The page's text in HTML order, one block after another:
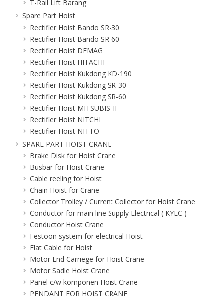
T-Rail Lift Barang
Spare Part Hoist
Rectifier Hoist Bando SR-30
Rectifier Hoist Bando SR-60
Rectifier Hoist DEMAG
Rectifier Hoist HITACHI
Rectifier Hoist Kukdong KD-190
Rectifier Hoist Kukdong SR-30
Rectifier Hoist Kukdong SR-60
Rectifier Hoist MITSUBISHI
Rectifier Hoist NITCHI
Rectifier Hoist NITTO
SPARE PART HOIST CRANE
Brake Disk for Hoist Crane
Busbar for Hoist Crane
Cable reeling for Hoist
Chain Hoist for Crane
Collector Trolley / Current Collector for Hoist Crane
Conductor for main line Supply Electrical ( KYEC )
Conductor Hoist Crane
Festoon system for electrical Hoist
Flat Cable for Hoist
Motor End Carriege for Hoist Crane
Motor Sadle Hoist Crane
Panel c/w komponen Hoist Crane
PENDANT FOR HOIST CRANE